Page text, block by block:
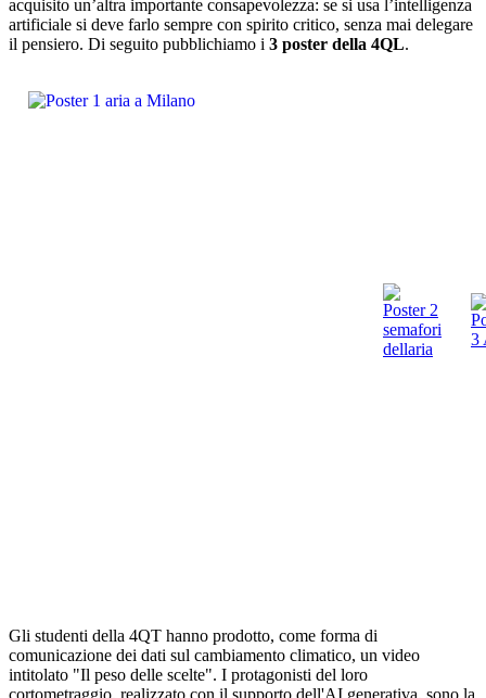
acquisito un’altra importante consapevolezza: se si usa l’intelligenza
artificiale si deve farlo sempre con spirito critico, senza mai delegare
il pensiero. Di seguito pubblichiamo i 3 poster della 4QL.
Gli studenti della 4QT hanno prodotto, come forma di
comunicazione dei dati sul cambiamento climatico, un video
intitolato "Il peso delle scelte". I protagonisti del loro
cortometraggio, realizzato con il supporto dell'AI generativa, sono la